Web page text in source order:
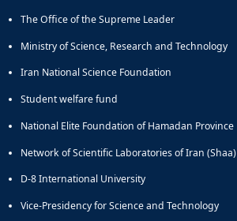
The Office of the Supreme Leader
Ministry of Science, Research and Technology
Iran National Science Foundation
Student welfare fund
National Elite Foundation of Hamadan Province
Network of Scientific Laboratories of Iran (Shaa)
D-8 International University
Vice-Presidency for Science and Technology